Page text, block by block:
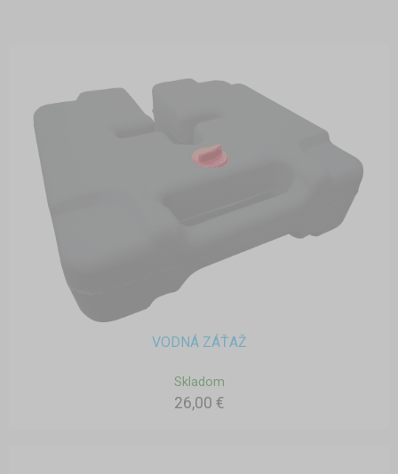
VODNÁ ZÁŤAŽ
Skladom
26,00 €